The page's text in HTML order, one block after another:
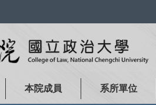
本院成員 系所單位